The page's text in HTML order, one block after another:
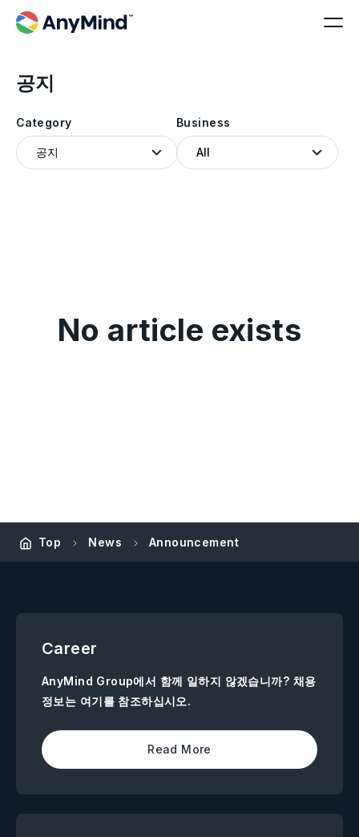
공지
Category Business
No article exists
Top News Announcement
Career
AnyMind Group에서 함께 일하지 않겠습니까? 채용
정보는 여기를 참조하십시오.
Read More